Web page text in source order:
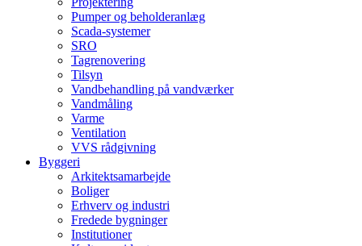
Pumper og beholderanlæg
Scada-systemer
SRO
Tagrenovering
Tilsyn
Vandbehandling på vandværker
Vandmåling
Varme
Ventilation
VVS rådgivning
Byggeri
Arkitektsamarbejde
Boliger
Erhverv og industri
Fredede bygninger
Institutioner